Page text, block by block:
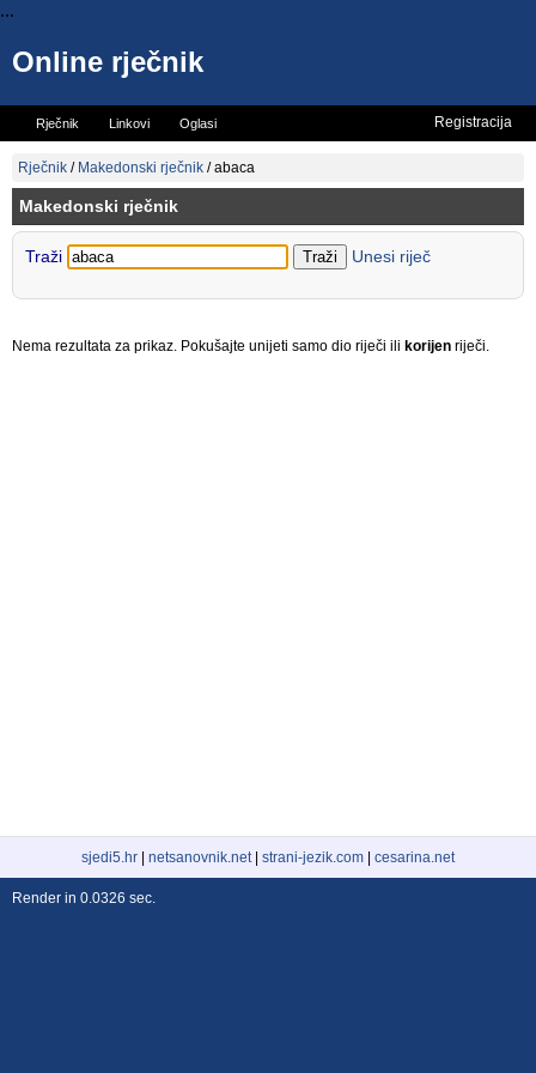
...
Online rječnik
Rječnik Linkovi Oglasi
Vicevi
Registracija
Rječnik / Makedonski rječnik /abaca
Makedonski rječnik
Traži Unesi riječ
Nema rezultata za prikaz. Pokušajte unijeti samo dio riječi ili korijen riječi.
sjedi5.hr netsanovnik.net| strani-jezik.com cesarina.net
Render in 0.0326 sec.